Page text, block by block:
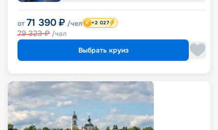
от 71 390 ₽ /чел
79 323₽ /чел
+2 027
Выбрать круиз